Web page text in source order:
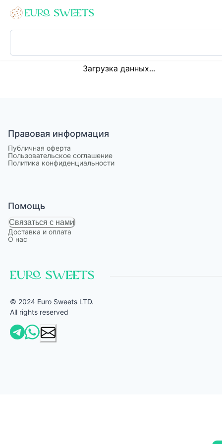
Loading...
Загрузка данных...
Правовая информация
Публичная оферта
Пользовательское соглашение
Политика конфиденциальности
Помощь
Связаться с нами
Доставка и оплата
О нас
© 2024 Euro Sweets LTD.
All rights reserved